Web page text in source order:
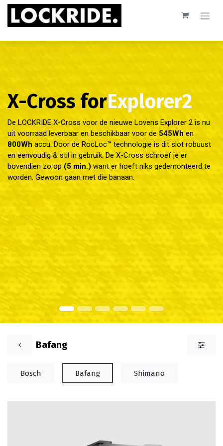
X-Cross forExplorer2
De LOCKRIDE X-Cross voor de nieuwe Lovens Explorer 2 is nu
uit voorraad leverbaar en beschikbaar voor de 545Wh en
800Wh accu. Door de RocLoc™ technologie is dit slot robuust
en eenvoudig & stil in gebruik. De X-Cross schroef je er
bovendien zo op (5 min.) want er hoeft niks gedemonteerd te
worden. Gewoon gaan met die banaan.
Bafang
Bosch Bafang Shimano